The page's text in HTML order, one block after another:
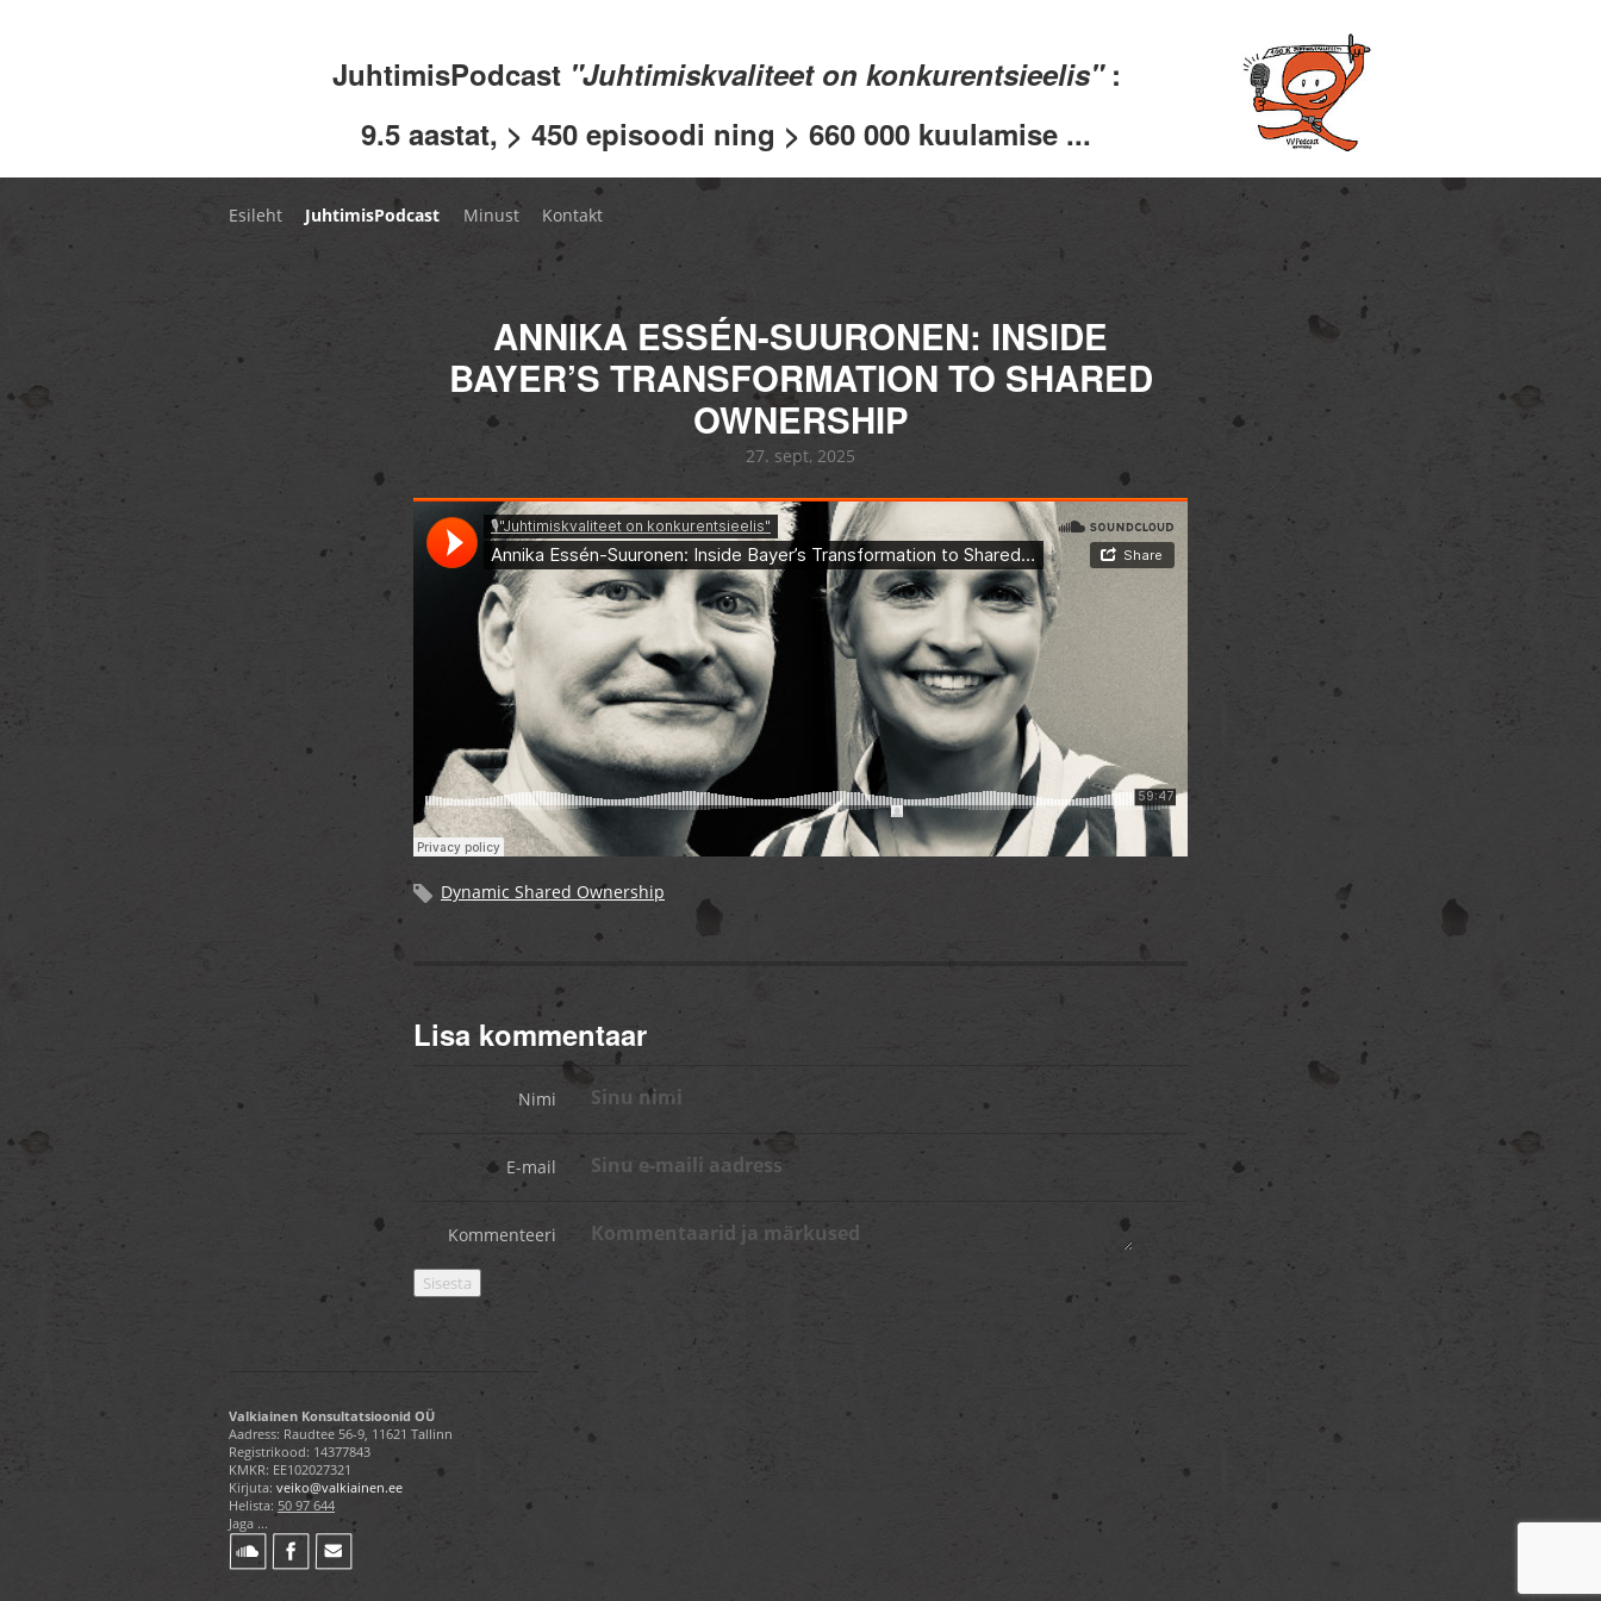
JuhtimisPodcast "Juhtimiskvaliteet on konkurentsieelis" :
9.5 aastat, > 450 episoodi ning > 660 000 kuulamise ...
Esileht JuhtimisPodcast Minust Kontakt
ANNIKA ESSÉN-SUURONEN: INSIDE
BAYER’S TRANSFORMATION TO SHARED
OWNERSHIP
27. sept, 2025
Dynamic Shared Ownership
Lisa kommentaar
Nimi
E-mail
Kommenteeri
Valkiainen Konsultatsioonid OÜ
Aadress: Raudtee 56-9, 11621 Tallinn
Registrikood: 14377843
KMKR: EE102027321
Kirjuta: veiko@valkiainen.ee
Helista: 50 97 644
Jaga ...